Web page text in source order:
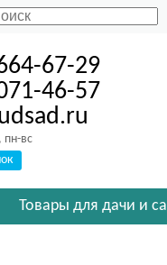
67-29
46-57
пн-вс
Товары для дачи и